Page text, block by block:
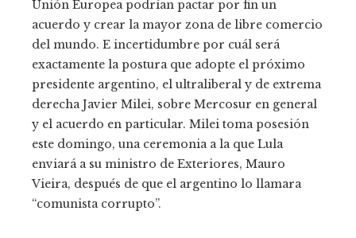
Unión Europea podrían pactar por fin un
acuerdo y crear la mayor zona de libre comercio
del mundo. E incertidumbre por cuál será
exactamente la postura que adopte el próximo
presidente argentino, el ultraliberal y de extrema
derecha Javier Milei, sobre Mercosur en general
y el acuerdo en particular. Milei toma posesión
este domingo, una ceremonia a la que Lula
enviará a su ministro de Exteriores, Mauro
Vieira, después de que el argentino lo llamara
“comunista corrupto”.